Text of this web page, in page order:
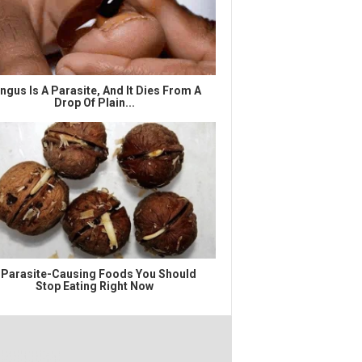
Is A Parasite, And It Dies From A
Drop Of Plain...
Causing Foods You Should
Stop Eating Right Now